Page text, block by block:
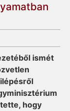
ismét
hogy